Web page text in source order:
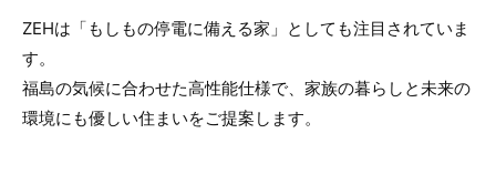
ZEHは「もしもの停電に備える家」としても注目されていま
す。
福島の気候に合わせた高性能仕様で、家族の暮らしと未来の
環境にも優しい住まいをご提案します。